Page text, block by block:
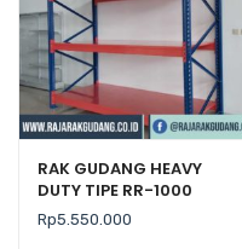
RAK GUDANG HEAVY
DUTY TIPE RR-1000
Rp5.550.000